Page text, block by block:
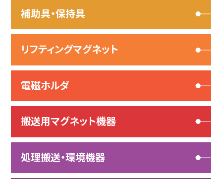
補助具・保持具
リフティングマグネット
電磁ホルダ
搬送用マグネット機器
処理搬送・環境機器